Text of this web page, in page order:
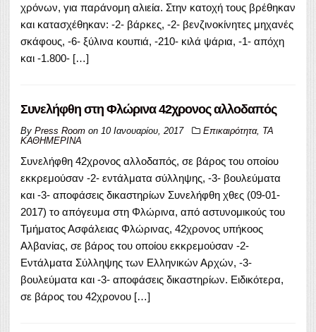
χρόνων, για παράνομη αλιεία. Στην κατοχή τους βρέθηκαν
και κατασχέθηκαν: -2- βάρκες, -2- βενζινοκίνητες μηχανές
σκάφους, -6- ξύλινα κουπιά, -210- κιλά ψάρια, -1- απόχη
και -1.800- […]
Συνελήφθη στη Φλώρινα 42χρονος αλλοδαπός
By Press Room on 10 Ιανουαρίου, 2017 Επικαιρότητα, ΤΑ
ΚΑΘΗΜΕΡΙΝΑ
Συνελήφθη 42χρονος αλλοδαπός, σε βάρος του οποίου
εκκρεμούσαν -2- εντάλματα σύλληψης, -3- βουλεύματα
και -3- αποφάσεις δικαστηρίων Συνελήφθη χθες (09-01-
2017) το απόγευμα στη Φλώρινα, από αστυνομικούς του
Τμήματος Ασφάλειας Φλώρινας, 42χρονος υπήκοος
Αλβανίας, σε βάρος του οποίου εκκρεμούσαν -2-
Εντάλματα Σύλληψης των Ελληνικών Αρχών, -3-
βουλεύματα και -3- αποφάσεις δικαστηρίων. Ειδικότερα,
σε βάρος του 42χρονου […]